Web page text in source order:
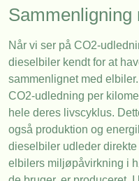
Sammenligning
Når vi ser på CO2-
dieselbiler kendt for at
sammenlignet med
CO2-udledning per
hele deres livscyklus.
også produktion og
dieselbiler udleder
elbilers miljøpåvirkning i